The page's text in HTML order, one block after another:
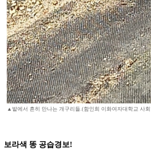
▲밭에서 흔히 만나는 개구리들.(함인희 이화여자대학교 사
보라색 똥 공습경보!